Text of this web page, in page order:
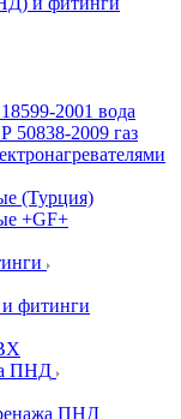
2001 вода
2009 газ
(Турция)
+GF+
фитинги
ПНД
ПНД